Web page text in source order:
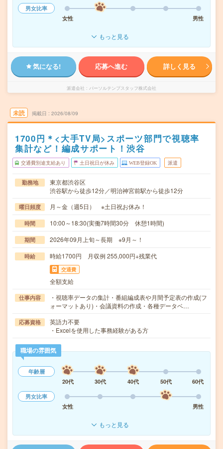
男女比率
女性
男性
もっと見る
気になる! 応募へ進む 詳しく見る
派遣会社 パーソルテンプスタッフ株式会社
未読 掲載日 2026/08/09
1700円＊<大手TV局>スポーツ部門で視聴率
集計など！編成サポート！渋谷
交通費別途支給あり 土日祝日が休み WEB登録OK 派遣
勤務地
東京都渋谷区
渋谷駅から徒歩12分／明治神宮前駅から徒歩12分
曜日頻度 月～金（週5日） ※土日祝お休み！
時間 10:00～18:30(実働7時間30分 休憩1時間)
期間 2026年09月上旬～長期 ※9月～！
時給 時給1700円 月収例 255,000円+残業代
交通費
全額支給
仕事内容
・視聴率データの集計・番組編成表や月間予定表の作成(フ
ォーマットあり)・会議資料の作成・各種データベ…
応募資格
英語力不要
・Excelを使用した事務経験がある方
職場の雰囲気
年齢層
20代
30代 40代 50代
60代
男女比率
女性
男性
もっと見る